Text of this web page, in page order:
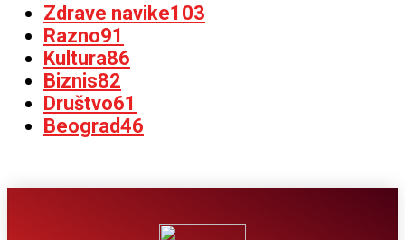
Zdrave navike103
Razno91
Kultura86
Biznis82
Društvo61
Beograd46